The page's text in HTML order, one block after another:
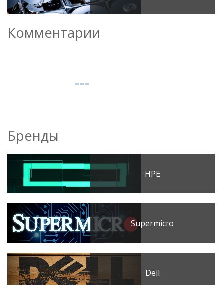
Комментарии
Бренды
HPE
Supermicro
Dell